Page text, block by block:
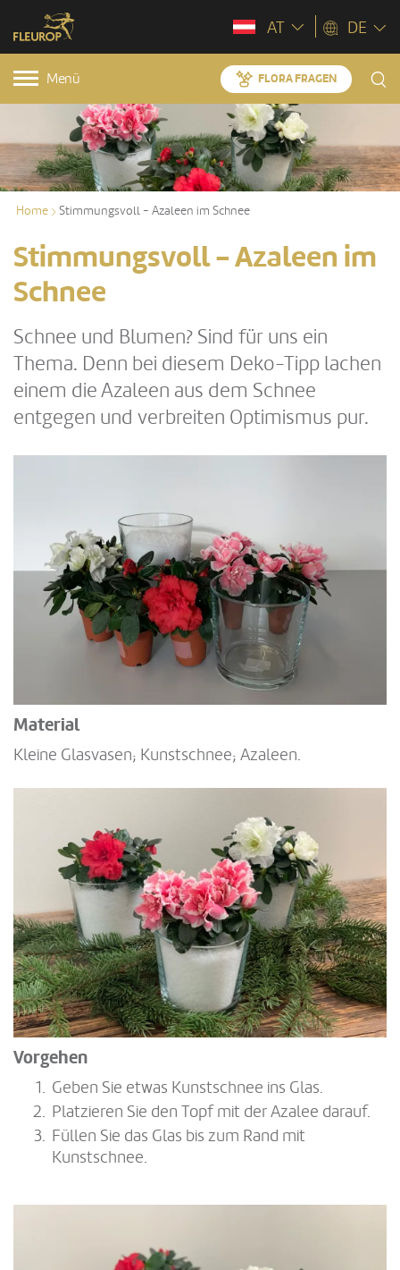
AT DE
Menü FLORA FRAGEN
Home Stimmungsvoll - Azaleen im Schnee
Stimmungsvoll - Azaleen im
Schnee
Schnee und Blumen? Sind für uns ein
Thema. Denn bei diesem Deko-Tipp lachen
einem die Azaleen aus dem Schnee
entgegen und verbreiten Optimismus pur.
Material
Kleine Glasvasen; Kunstschnee; Azaleen.
Vorgehen
Geben Sie etwas Kunstschnee ins Glas.
Platzieren Sie den Topf mit der Azalee darauf.
Füllen Sie das Glas bis zum Rand mit
Kunstschnee.